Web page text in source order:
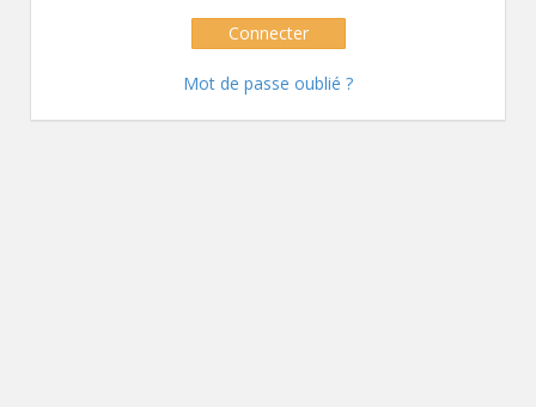
Connecter
Mot de passe oublié ?